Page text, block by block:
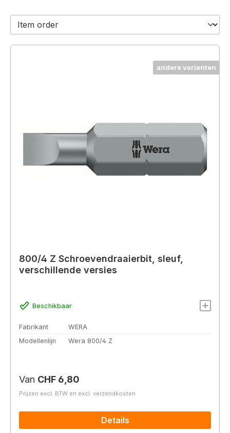
andere varianten
800/4 Z Schroevendraaierbit, sleuf,
verschillende versies
Beschikbaar
Fabrikant
WERA
Modellenlijn
Wera 800/4 Z
Normale prijs:
Van CHF 6,80
Prijzen excl. BTW en excl. verzendkosten
Details